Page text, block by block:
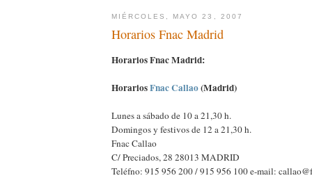
MIÉRCOLES, MAYO 23, 2007
Horarios Fnac Madrid
Horarios Fnac Madrid:
HorariosFnac Callao(Madrid)
Lunes a sábado de 10 a 21,30 h.
Domingos y festivos de 12 a 21,30 h.
Fnac Callao
C/ Preciados, 28 28013 MADRID
Teléfno: 915 956 200 / 915 956 100 e-mail: